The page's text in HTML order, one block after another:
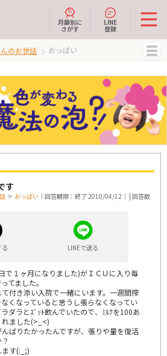
月齢別に
さがす
LINE
登録
のお世話 おっぱい
す
> おっぱい ｜回答期限：終了 2010/04/12｜ | 回答数
LINEで送る
で１ヶ月になりました)がＩＣＵに入り毎
てました。
付き添い入院で一緒にいます。一週間搾
くなっていると思うし張らなくなってい
ダラとｽﾞｯﾄ飲んでいたので、ﾐﾙｸを100あ
ました(>_<)
ばりたかったんですが、張りや量を復活
す(:_;)